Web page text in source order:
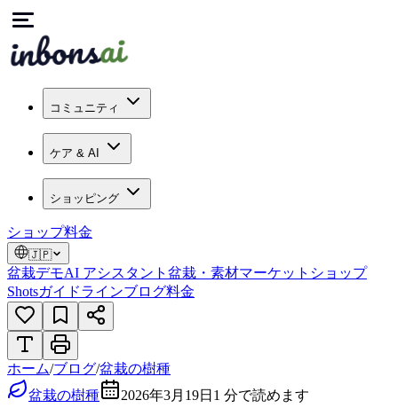
コミュニティ
ケア & AI
ショッピング
ショップ料金
🇯🇵
盆栽デモAI アシスタント 盆栽・素材マーケット ショップ
Shotsガイドラインブログ料金
ホーム/ブログ/盆栽の樹種
盆栽の樹種
2026年3月19日 1 分で読めます